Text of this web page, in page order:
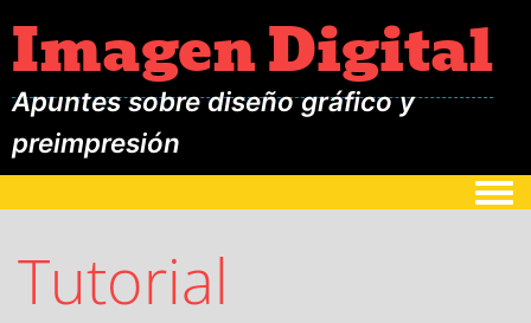
Imagen Digital
Apuntes sobre diseño gráfico y
preimpresión
Tutorial